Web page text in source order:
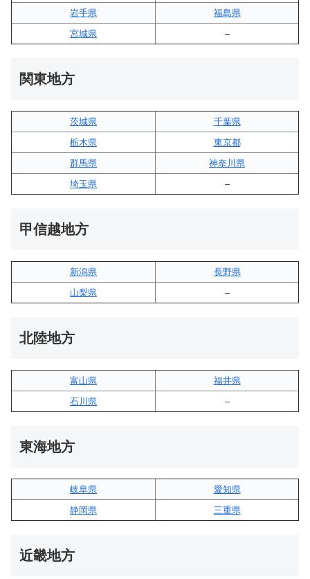
岩手県
福島県
宮城県
–
関東地方
茨城県
千葉県
栃木県
東京都
群馬県
神奈川県
埼玉県
–
甲信越地方
新潟県
長野県
山梨県
–
北陸地方
富山県
福井県
石川県
–
東海地方
岐阜県
愛知県
静岡県
三重県
近畿地方